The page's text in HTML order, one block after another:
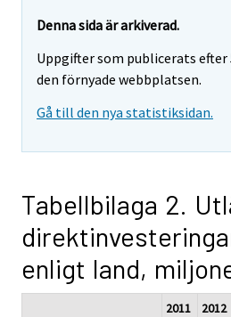
Denna sida är arkiverad.
Uppgifter som publicerats efter
den förnyade webbplatsen.
Gå till den nya statistiksidan.
Tabellbilaga 2.
enligt land,
2011 2012